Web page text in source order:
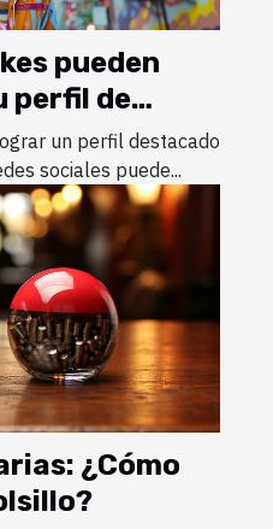
pueden
perfil de
un perfil destacado
sociales puede...
¿Cómo